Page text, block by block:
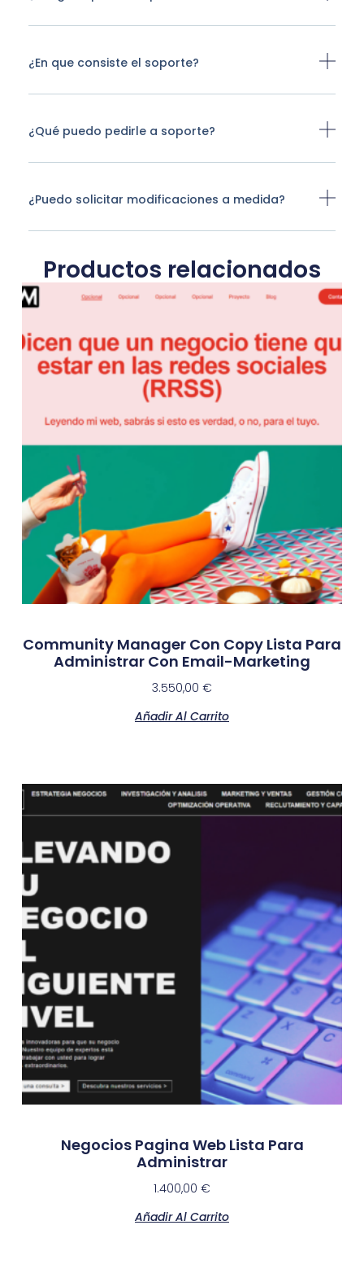
¿En que consiste el soporte?
¿Qué puedo pedirle a soporte?
¿Puedo solicitar modificaciones a medida?
Productos relacionados
Community Manager Con Copy Lista Para
Administrar Con Email-Marketing
3.550,00 €
Añadir Al Carrito
Negocios Pagina Web Lista Para
Administrar
1.400,00 €
Añadir Al Carrito